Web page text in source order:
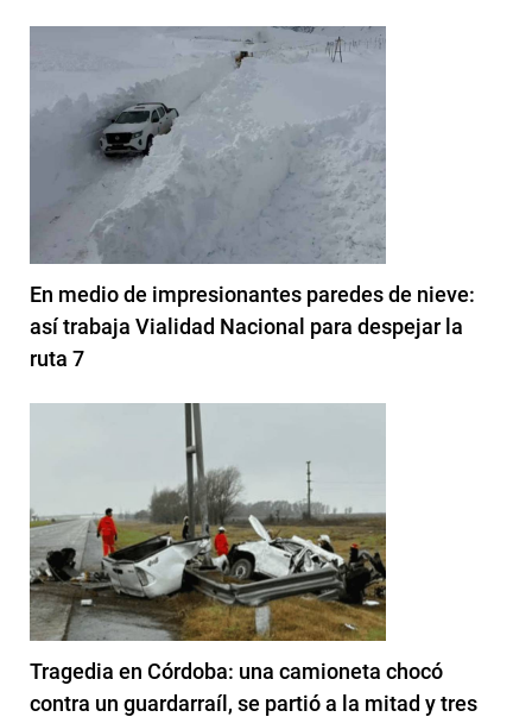
En medio de impresionantes paredes de nieve:
así trabaja Vialidad Nacional para despejar la
ruta 7
Tragedia en Córdoba: una camioneta chocó
contra un guardarraíl, se partió a la mitad y tres